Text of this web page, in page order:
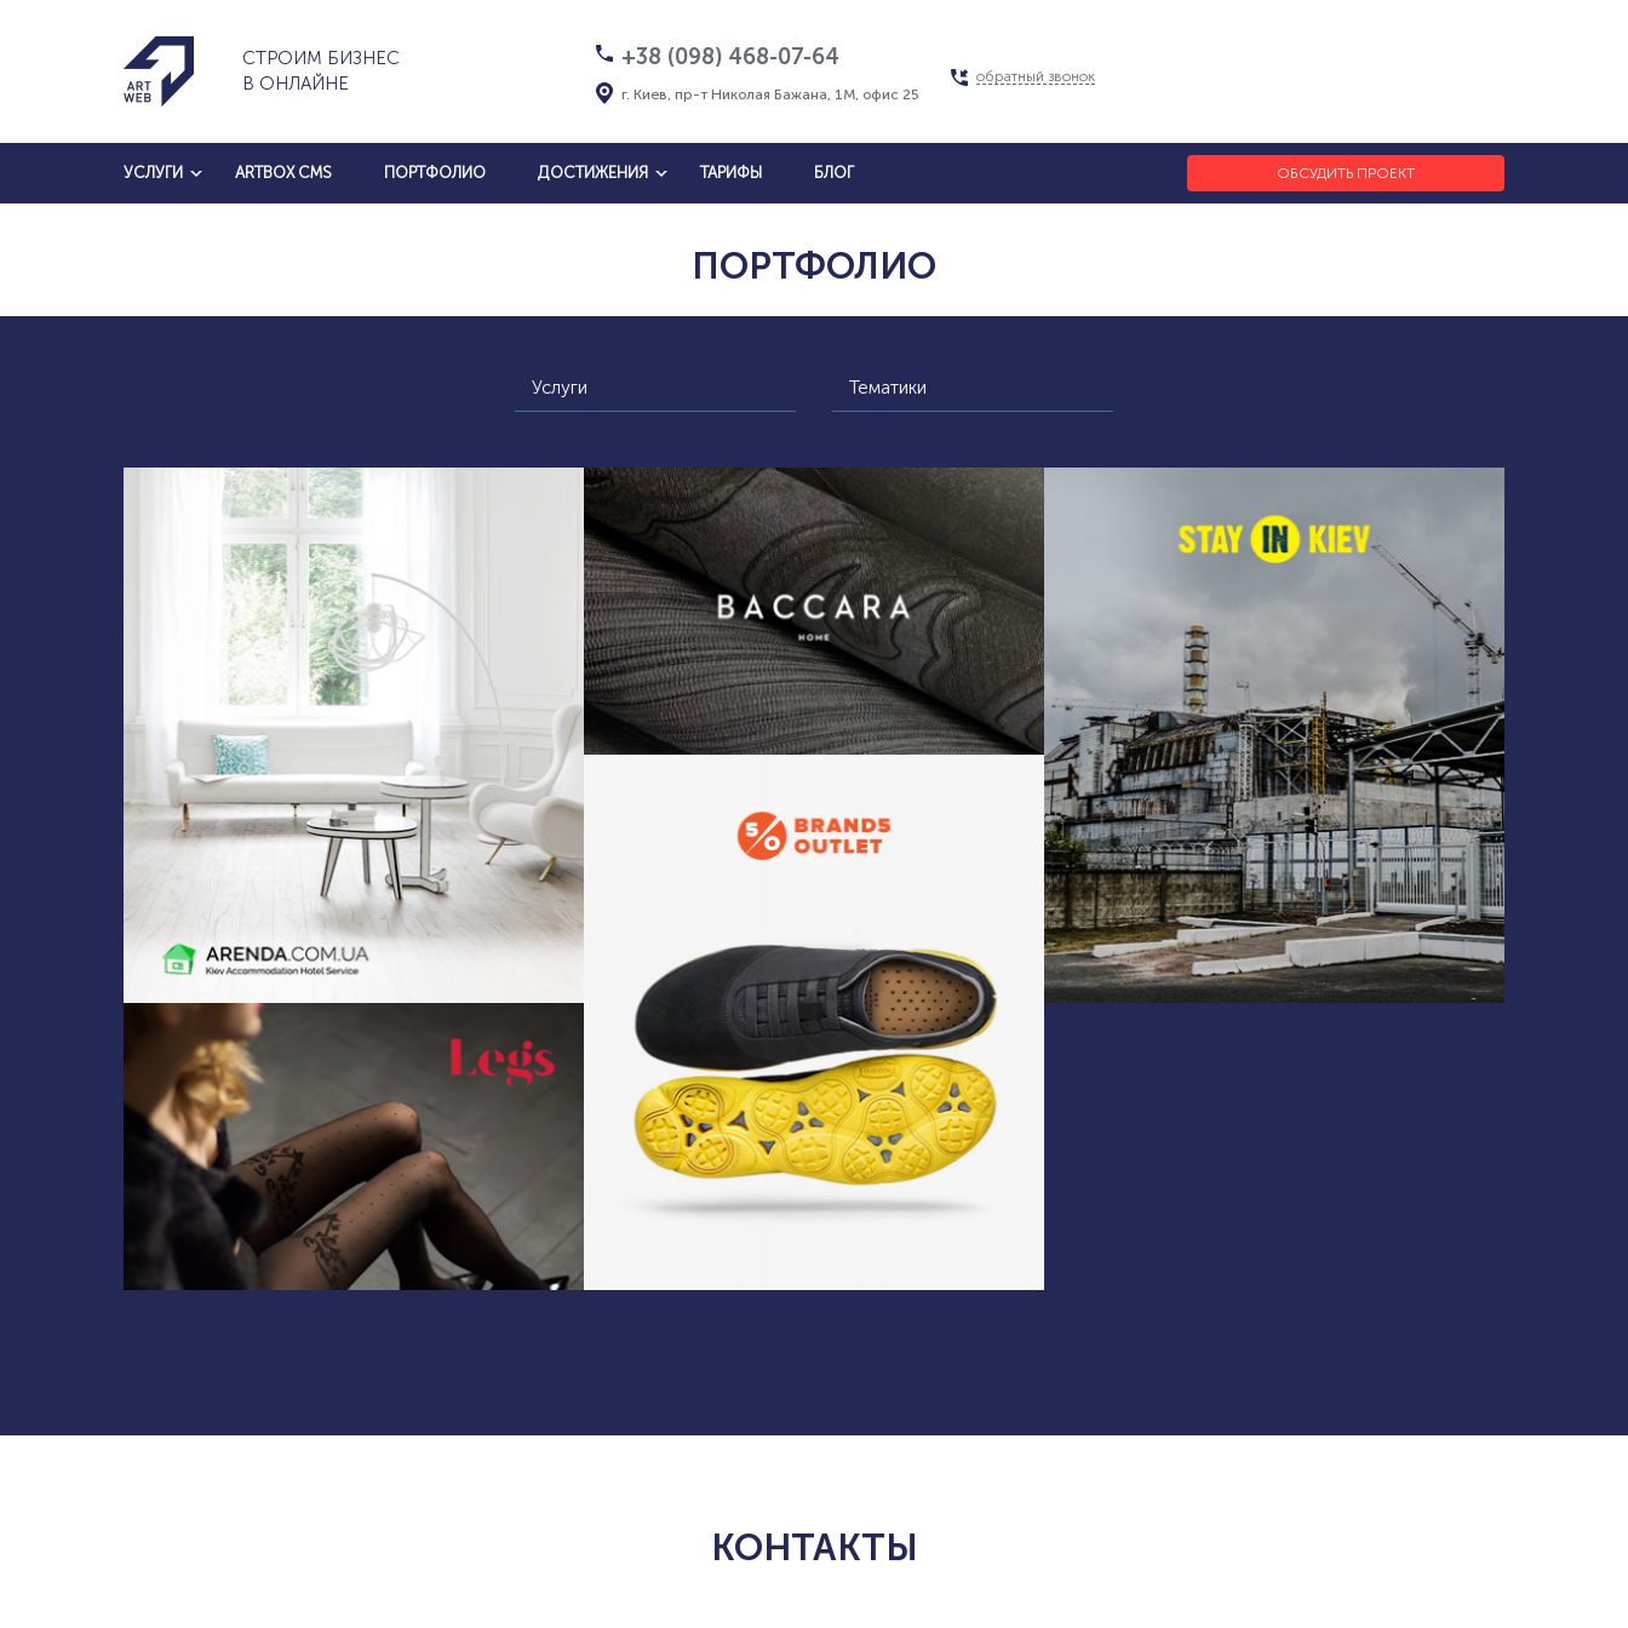
СТРОИМ БИЗНЕС
В ОНЛАЙНЕ
+38 (098) 468-07-64
г. Киев, пр-т Николая Бажана, 1М, офис 25
обратный звонок
УСЛУГИ ARTBOX CMS ПОРТФОЛИО ДОСТИЖЕНИЯ ТАРИФЫ БЛОГ ОБСУДИТЬ ПРОЕКТ
ПОРТФОЛИО
Услуги Тематики
КОНТАКТЫ